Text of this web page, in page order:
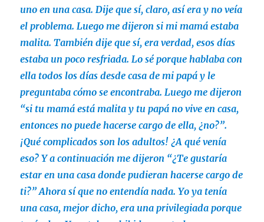
uno en una casa. Dije que sí, claro, así era y no veía
el problema. Luego me dijeron si mi mamá estaba
malita. También dije que sí, era verdad, esos días
estaba un poco resfriada. Lo sé porque hablaba con
ella todos los días desde casa de mi papá y le
preguntaba cómo se encontraba. Luego me dijeron
“si tu mamá está malita y tu papá no vive en casa,
entonces no puede hacerse cargo de ella, ¿no?”.
¡Qué complicados son los adultos! ¿A qué venía
eso? Y a continuación me dijeron “¿Te gustaría
estar en una casa donde pudieran hacerse cargo de
ti?” Ahora sí que no entendía nada. Yo ya tenía
una casa, mejor dicho, era una privilegiada porque